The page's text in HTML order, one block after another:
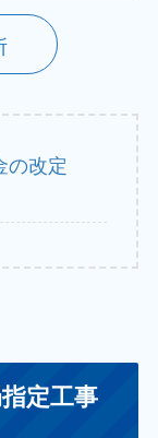
の改定
定工事